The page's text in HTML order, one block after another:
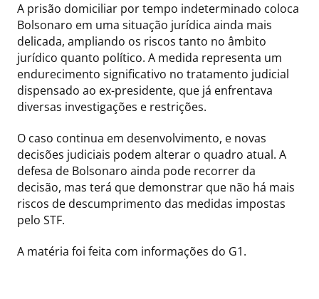
A prisão domiciliar por tempo indeterminado coloca
Bolsonaro em uma situação jurídica ainda mais
delicada, ampliando os riscos tanto no âmbito
jurídico quanto político. A medida representa um
endurecimento significativo no tratamento judicial
dispensado ao ex-presidente, que já enfrentava
diversas investigações e restrições.
O caso continua em desenvolvimento, e novas
decisões judiciais podem alterar o quadro atual. A
defesa de Bolsonaro ainda pode recorrer da
decisão, mas terá que demonstrar que não há mais
riscos de descumprimento das medidas impostas
pelo STF.
A matéria foi feita com informações do G1.